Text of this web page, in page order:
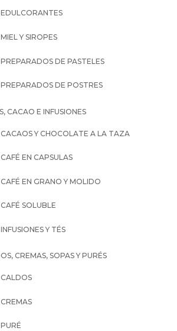
EDULCORANTES
MIEL Y SIROPES
PREPARADOS DE PASTELES
PREPARADOS DE POSTRES
CACAO E INFUSIONES
CACAOS Y CHOCOLATE A LA TAZA
CAFÉ EN CAPSULAS
CAFÉ EN GRANO Y MOLIDO
CAFÉ SOLUBLE
INFUSIONES Y TÉS
CREMAS, SOPAS Y PURÉS
CALDOS
CREMAS
PURÉ